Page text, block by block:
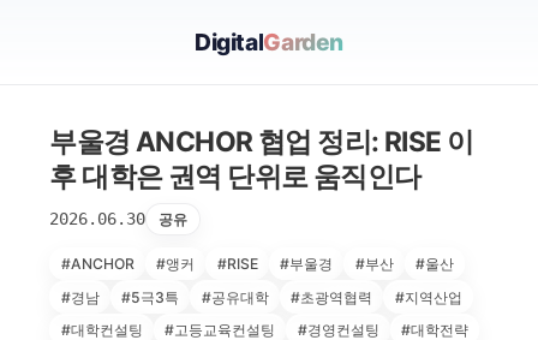
DigitalGarden
부울경 ANCHOR 협업 정리: RISE 이
후 대학은 권역 단위로 움직인다
2026.06.30 공유
#ANCHOR #앵커 #RISE #부울경 #부산
#울산
#경남
#5극3특 #공유대학 #초광역협력
#지역산업
#대학컨설팅
#고등교육컨설팅 #경영컨설팅
#대학전략